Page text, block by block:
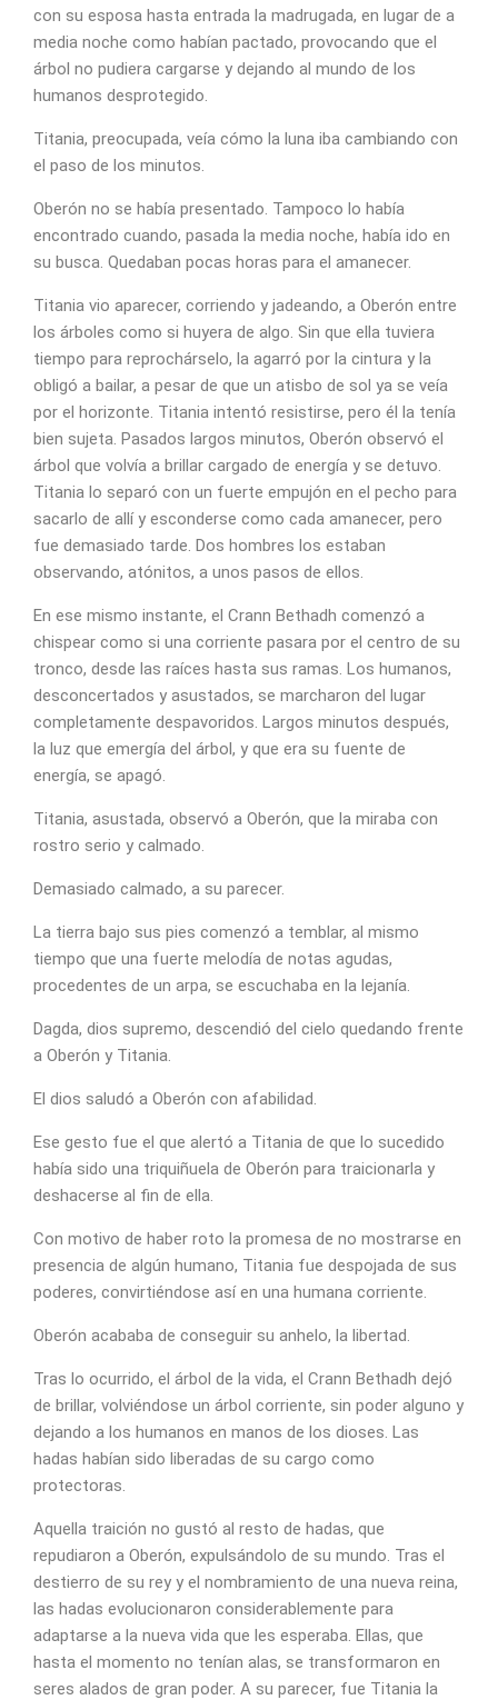
con su esposa hasta entrada la madrugada, en lugar de a
media noche como habían pactado, provocando que el
árbol no pudiera cargarse y dejando al mundo de los
humanos desprotegido.
Titania, preocupada, veía cómo la luna iba cambiando con
el paso de los minutos.
Oberón no se había presentado. Tampoco lo había
encontrado cuando, pasada la media noche, había ido en
su busca. Quedaban pocas horas para el amanecer.
Titania vio aparecer, corriendo y jadeando, a Oberón entre
los árboles como si huyera de algo. Sin que ella tuviera
tiempo para reprochárselo, la agarró por la cintura y la
obligó a bailar, a pesar de que un atisbo de sol ya se veía
por el horizonte. Titania intentó resistirse, pero él la tenía
bien sujeta. Pasados largos minutos, Oberón observó el
árbol que volvía a brillar cargado de energía y se detuvo.
Titania lo separó con un fuerte empujón en el pecho para
sacarlo de allí y esconderse como cada amanecer, pero
fue demasiado tarde. Dos hombres los estaban
observando, atónitos, a unos pasos de ellos.
En ese mismo instante, el Crann Bethadh comenzó a
chispear como si una corriente pasara por el centro de su
tronco, desde las raíces hasta sus ramas. Los humanos,
desconcertados y asustados, se marcharon del lugar
completamente despavoridos. Largos minutos después,
la luz que emergía del árbol, y que era su fuente de
energía, se apagó.
Titania, asustada, observó a Oberón, que la miraba con
rostro serio y calmado.
Demasiado calmado, a su parecer.
La tierra bajo sus pies comenzó a temblar, al mismo
tiempo que una fuerte melodía de notas agudas,
procedentes de un arpa, se escuchaba en la lejanía.
Dagda, dios supremo, descendió del cielo quedando frente
a Oberón y Titania.
El dios saludó a Oberón con afabilidad.
Ese gesto fue el que alertó a Titania de que lo sucedido
había sido una triquiñuela de Oberón para traicionarla y
deshacerse al fin de ella.
Con motivo de haber roto la promesa de no mostrarse en
presencia de algún humano, Titania fue despojada de sus
poderes, convirtiéndose así en una humana corriente.
Oberón acababa de conseguir su anhelo, la libertad.
Tras lo ocurrido, el árbol de la vida, el Crann Bethadh dejó
de brillar, volviéndose un árbol corriente, sin poder alguno y
dejando a los humanos en manos de los dioses. Las
hadas habían sido liberadas de su cargo como
protectoras.
Aquella traición no gustó al resto de hadas, que
repudiaron a Oberón, expulsándolo de su mundo. Tras el
destierro de su rey y el nombramiento de una nueva reina,
las hadas evolucionaron considerablemente para
adaptarse a la nueva vida que les esperaba. Ellas, que
hasta el momento no tenían alas, se transformaron en
seres alados de gran poder. A su parecer, fue Titania la